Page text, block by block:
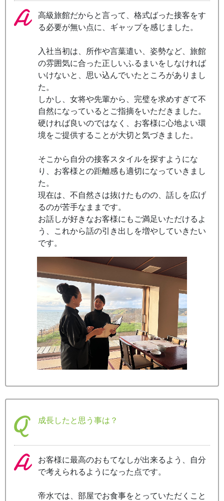
高級旅館だからと言って、格式ばった接客をす
る必要が無い点に、ギャップを感じました。
入社当初は、所作や言葉遣い、姿勢など、旅館
の雰囲気に合った正しいふるまいをしなければ
いけないと、思い込んでいたところがありまし
た。
しかし、女将や先輩から、完璧を求めすぎて不
自然になっているとご指摘をいただきました。
硬ければ良いのではなく、お客様に心地よい環
境をご提供することが大切と気づきました。
そこから自分の接客スタイルを探すようにな
り、お客様との距離感も適切になっていきまし
た。
現在は、不自然さは抜けたものの、話しを広げ
るのが苦手なままです。
お話しが好きなお客様にもご満足いただけるよ
う、これから話の引き出しを増やしていきたい
です。
成長したと思う事は？
お客様に最高のおもてなしが出来るよう、自分
で考えられるようになった点です。
帝水では、部屋でお食事をとっていただくこと